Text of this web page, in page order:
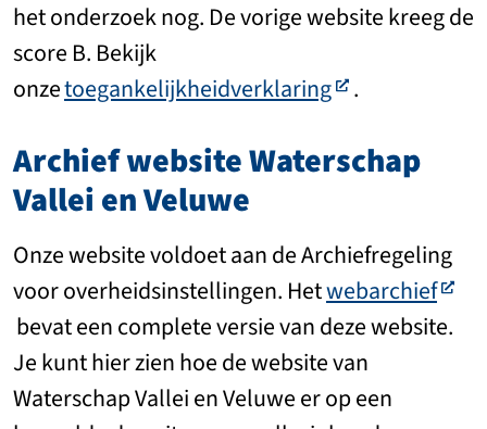
het onderzoek nog. De vorige website kreeg de
score B. Bekijk
onzetoegankelijkheidverklaring .
Archief websiteWaterschap
Vallei en Veluwe
Onze website voldoet aan de Archiefregeling
voor overheidsinstellingen. Hetwebarchief
bevat een complete versie van deze website.
Je kunt hier zien hoe de website van
Waterschap Vallei en Veluwe er op een